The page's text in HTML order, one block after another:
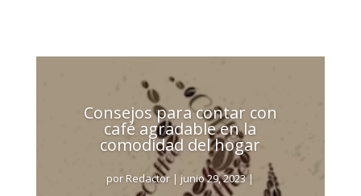
Consejos para contar con
café agradable en la
comodidad del hogar
por Redactor |junio 29, 2023|